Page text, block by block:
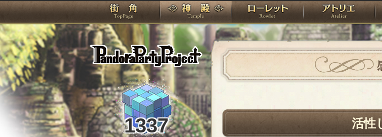
PandoraPartyProject
TOP 神殿 ローレット
1337 活性